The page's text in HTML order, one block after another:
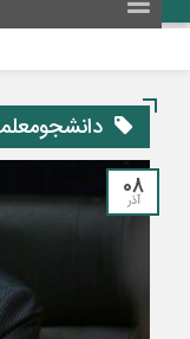
08
آذر